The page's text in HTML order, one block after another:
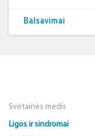
Balsavimai
Svetainės medis
Ligos ir sindromai